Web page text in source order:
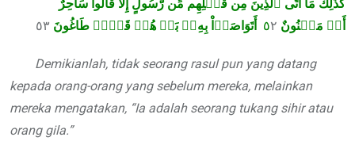
كَذَٰلِكَ مَآ أَتَى ٱلَّذِينَ مِن قَبۡلِهِم مِّن رَّسُولٍ إِلَّا قَالُواْ سَاحِرٌ
أَوۡ مَجۡنُونٌ ٢ أَتَوَاصَوۡاْ بِهِۦۚ بَلۡ هُمۡ قَوۡمٞ طَاغُونَ
Demikianlah, tidak seorang rasul pun yang datang
kepada orang-orang yang sebelum mereka, melainkan
mereka mengatakan, “Ia adalah seorang tukang sihir atau
orang gila.”